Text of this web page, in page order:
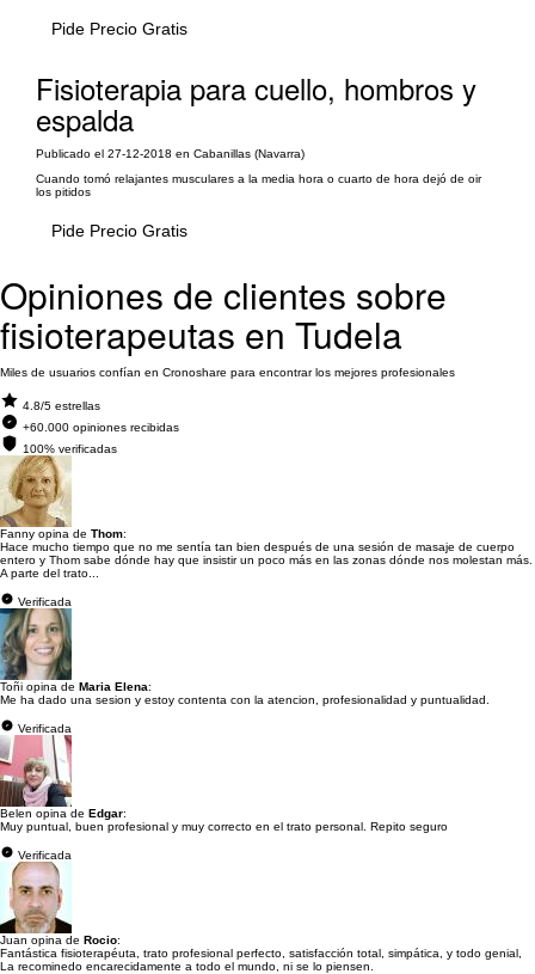
Pide Precio Gratis
Fisioterapia para cuello, hombros y
espalda
Publicado el 27-12-2018 en Cabanillas (Navarra)
Cuando tomó relajantes musculares a la media hora o cuarto de hora dejó de oir
los pitidos
Pide Precio Gratis
Opiniones de clientes sobre
fisioterapeutas en Tudela
Miles de usuarios confían en Cronoshare para encontrar los mejores profesionales
4.8/5 estrellas
+60.000 opiniones recibidas
100% verificadas
Fanny opina de Thom:
Hace mucho tiempo que no me sentía tan bien después de una sesión de masaje de cuerpo
entero y Thom sabe dónde hay que insistir un poco más en las zonas dónde nos molestan más.
A parte del trato...
Verificada
Toñi opina de Maria Elena:
Me ha dado una sesion y estoy contenta con la atencion, profesionalidad y puntualidad.
Verificada
Belen opina de Edgar:
Muy puntual, buen profesional y muy correcto en el trato personal. Repito seguro
Verificada
Juan opina de Rocio:
Fantástica fisioterapéuta, trato profesional perfecto, satisfacción total, simpática, y todo genial,
La recominedo encarecidamente a todo el mundo, ni se lo piensen.